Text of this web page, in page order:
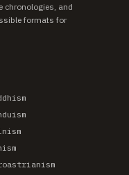
chronologies, and
formats for